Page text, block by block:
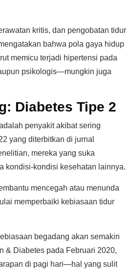
kritis, dan pengobatan tidur
bahwa pola gaya hidup
memicu terjadi hipertensi pada
psikologis—mungkin juga
Diabetes Tipe 2
penyakit akibat sering
yang diterbitkan di jurnal
mereka yang suka
kondisi-kondisi kesehatan lainnya.
mencegah atau menunda
memperbaiki kebiasaan tidur
begadang akan semakin
& Diabetes pada Februari 2020,
di pagi hari—hal yang sulit